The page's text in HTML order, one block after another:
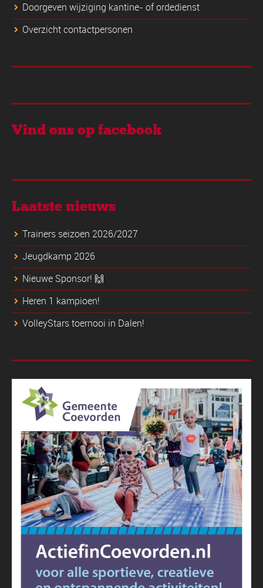
Doorgeven wijziging kantine- of ordedienst
Overzicht contactpersonen
Vind ons op facebook
Laatste nieuws
Trainers seizoen 2026/2027
Jeugdkamp 2026
Nieuwe Sponsor! 🙌
Heren 1 kampioen!
VolleyStars toernooi in Dalen!